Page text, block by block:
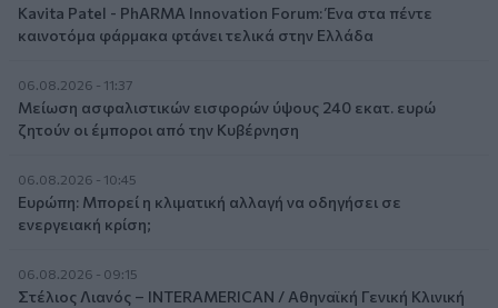
Kavita Patel - PhARMA Innovation Forum: Ένα στα πέντε
καινοτόμα φάρμακα φτάνει τελικά στην Ελλάδα
06.08.2026 - 11:37
Μείωση ασφαλιστικών εισφορών ύψους 240 εκατ. ευρώ
ζητούν οι έμποροι από την Κυβέρνηση
06.08.2026 - 10:45
Ευρώπη: Μπορεί η κλιματική αλλαγή να οδηγήσει σε
ενεργειακή κρίση;
06.08.2026 - 09:15
Στέλιος Λιανός – INTERAMERICAN / Αθηναϊκή Γενική Κλινική